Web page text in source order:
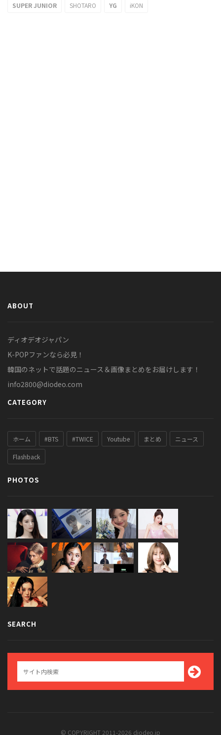
SUPER JUNIOR SHOTARO YG iKON
ABOUT
ディオデオジャパン
K-POPファンなら必見！
韓国のネットで話題のニュース＆画像まとめをお届けします！
info2800@diodeo.com
CATEGORY
ホーム #BTS #TWICE Youtube まとめ ニュース
Flashback
PHOTOS
SEARCH
© COPYRIGHT 2011-2026 diodeo.jp